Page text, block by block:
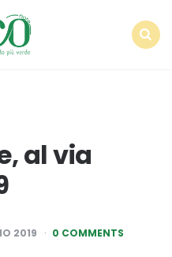
al via
2019 0 COMMENTS